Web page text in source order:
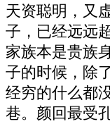
天资聪明，又
子，已经远远
家族本是贵族
子的时候，除
经穷的什么都
巷。颜回最受